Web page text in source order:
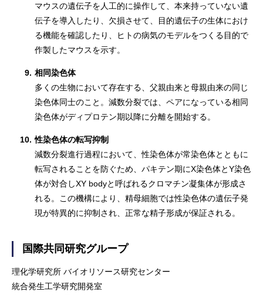
マウスの遺伝子を人工的に操作して、本来持っていない遺
伝子を導入したり、欠損させて、目的遺伝子の生体におけ
る機能を確認したり、ヒトの病気のモデルをつくる目的で
作製したマウスを示す。
9. 相同染色体
多くの生物において存在する、父親由来と母親由来の同じ
染色体同士のこと。減数分裂では、ペアになっている相同
染色体がディプロテン期以降に分離を開始する。
10. 性染色体の転写抑制
減数分裂進行過程において、性染色体が常染色体とともに
転写されることを防ぐため、パキテン期にX染色体とY染色
体が対合しXY bodyと呼ばれるクロマチン凝集体が形成さ
れる。この機構により、精母細胞では性染色体の遺伝子発
現が特異的に抑制され、正常な精子形成が保証される。
国際共同研究グループ
理化学研究所 バイオリソース研究センター
統合発生工学研究開発室